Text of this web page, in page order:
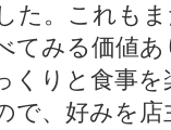
た。これも
てみる価値
くりと食事
で、好みを